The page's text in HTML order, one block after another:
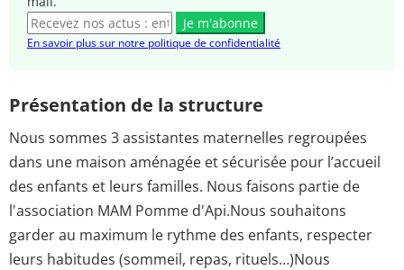
Je m'abonne
En savoir plus sur notre politique de confidentialité
Présentation de la structure
Nous sommes 3 assistantes maternelles regroupées
dans une maison aménagée et sécurisée pour l’accueil
des enfants et leurs familles. Nous faisons partie de
l'association MAM Pomme d'Api.Nous souhaitons
garder au maximum le rythme des enfants, respecter
leurs habitudes (sommeil, repas, rituels…)Nous